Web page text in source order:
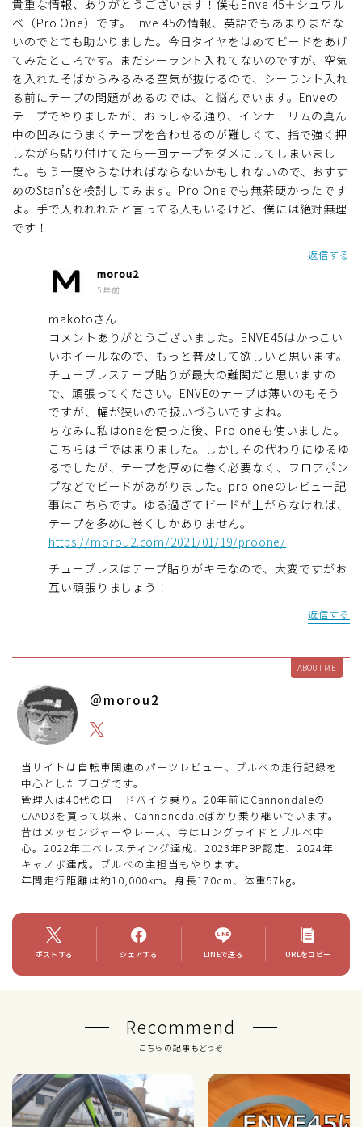
貴重な情報、ありがとうございます！僕もEnve 45＋シュワル
ベ（Pro One）です。Enve 45の情報、英語でもあまりまだな
いのでとても助かりました。今日タイヤをはめてビードをあげ
てみたところです。まだシーラント入れてないのですが、空気
を入れたそばからみるみる空気が抜けるので、シーラント入れ
る前にテープの問題があるのでは、と悩んでいます。Enveの
テープでやりましたが、おっしゃる通り、インナーリムの真ん
中の凹みにうまくテープを合わせるのが難しくて、指で強く押
しながら貼り付けてたら一回テープをダメにしてしまいまし
た。もう一度やらなければならないかもしれないので、おすす
めのStan’sを検討してみます。Pro Oneでも無茶硬かったです
よ。手で入れれれたと言ってる人もいるけど、僕には絶対無理
です！
返信する
morou2
5年前
makotoさん
コメントありがとうございました。ENVE45はかっこい
いホイールなので、もっと普及して欲しいと思います。
チューブレステープ貼りが最大の難関だと思いますの
で、頑張ってください。ENVEのテープは薄いのもそう
ですが、幅が狭いので扱いづらいですよね。
ちなみに私はoneを使った後、Pro oneも使いました。
こちらは手ではまりました。しかしその代わりにゆるゆ
るでしたが、テープを厚めに巻く必要なく、フロアポン
プなどでビードがあがりました。pro oneのレビュー記
事はこちらです。ゆる過ぎてビードが上がらなければ、
テープを多めに巻くしかありません。
https://morou2.com/2021/01/19/proone/
チューブレスはテープ貼りがキモなので、大変ですがお
互い頑張りましょう！
返信する
ABOUT ME
＠morou2
当サイトは自転車関連のパーツレビュー、ブルべの走行記録を
中心としたブログです。
管理人は40代のロードバイク乗り。20年前にCannondaleの
CAAD3を買って以来、Cannoncdaleばかり乗り継いでいます。
昔はメッセンジャーやレース、今はロングライドとブルベ中
心。2022年エベレスティング達成、2023年PBP認定、2024年
キャノボ達成。ブルべの主担当もやります。
年間走行距離は約10,000km。身長170cm、体重57kg。
ポストする シェアする LINEで送る URLをコピー
Recommend
こちらの記事もどうぞ